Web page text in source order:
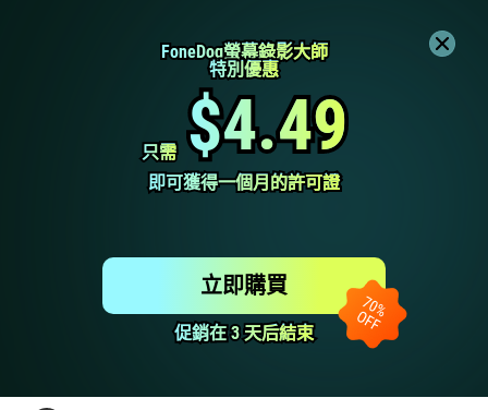
FoneDog螢幕錄影大師
FoneDog螢幕錄影大師
特別優惠
特別優惠
只需
只需 $4.49
$4.49
即可獲得一個月的許可證
即可獲得一個月的許可證
促銷在 3 天后結束
促銷在 3 天后結束
立即購買